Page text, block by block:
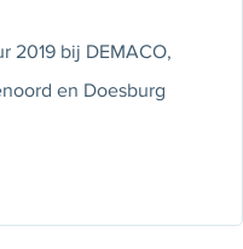
2019 bij DEMACO,
en Doesburg